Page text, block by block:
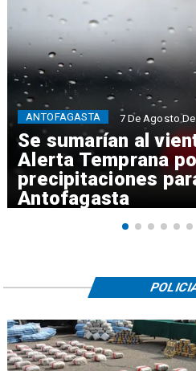
Se sumarían al
Alerta Temprana
precipitaciones
Antofagasta
ANTOFAGASTA 7 De Agosto